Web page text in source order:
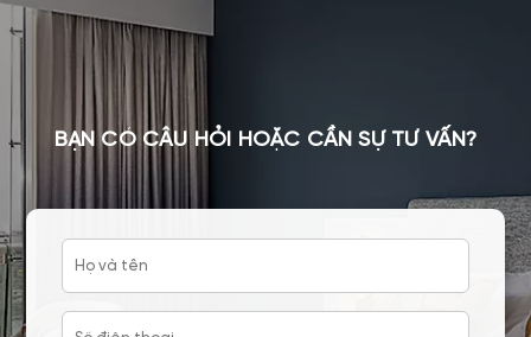
BẠN CÓ CÂU HỎI HOẶC CẦN SỰ TƯ VẤN?